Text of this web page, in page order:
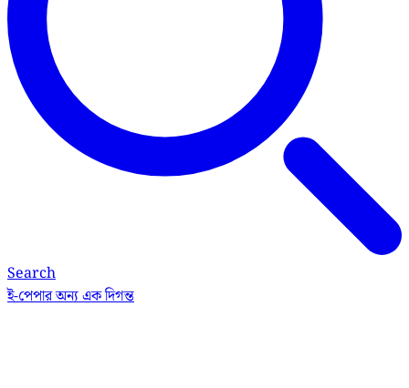
Search
ই-পেপারঅন্য এক দিগন্ত